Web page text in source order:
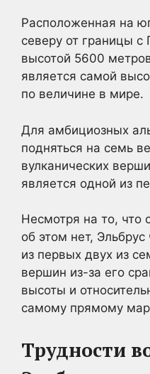
Расположенная на
северу от границы с
высотой 5600
является самой
по величине в мире.
Для амбициозных
подняться на семь
вулканических
является одной из
Несмотря на то, что
об этом нет,
из первых двух из
вершин из-за его
высоты и
самому прямому
Трудности